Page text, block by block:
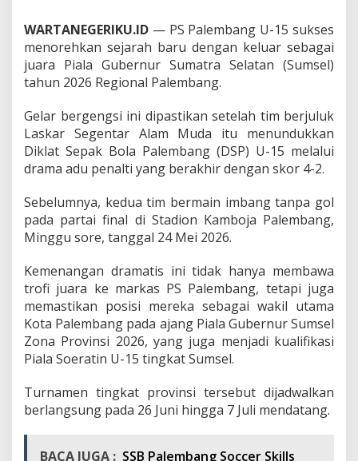
y
S
h
v
S
a
b
e
t
e
l
a
T
o
p
S
k
r
P
a
l
a
WARTANEGERIKU.ID — PS Palembang U-15 sukses
menorehkan sejarah baru dengan keluar sebagai
juara Piala Gubernur Sumatra Selatan (Sumsel)
tahun 2026 Regional Palembang.
Gelar bergengsi ini dipastikan setelah tim berjuluk
Laskar Segentar Alam Muda itu menundukkan
Diklat Sepak Bola Palembang (DSP) U-15 melalui
drama adu penalti yang berakhir dengan skor 4-2.
Sebelumnya, kedua tim bermain imbang tanpa gol
pada partai final di Stadion Kamboja Palembang,
Minggu sore, tanggal 24 Mei 2026.
Kemenangan dramatis ini tidak hanya membawa
trofi juara ke markas PS Palembang, tetapi juga
memastikan posisi mereka sebagai wakil utama
Kota Palembang pada ajang Piala Gubernur Sumsel
Zona Provinsi 2026, yang juga menjadi kualifikasi
Piala Soeratin U-15 tingkat Sumsel.
Turnamen tingkat provinsi tersebut dijadwalkan
berlangsung pada 26 Juni hingga 7 Juli mendatang.
BACA JUGA : SSB Palembang Soccer Skills